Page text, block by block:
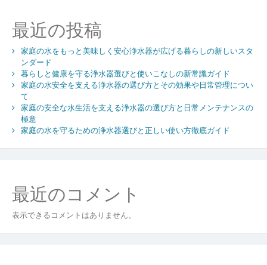
最近の投稿
家庭の水をもっと美味しく安心浄水器が広げる暮らしの新しいスタ
ンダード
暮らしと健康を守る浄水器選びと使いこなしの新常識ガイド
家庭の水安全を支える浄水器の選び方とその効果や日常管理につい
て
家庭の安全な水生活を支える浄水器の選び方と日常メンテナンスの
極意
家庭の水を守るための浄水器選びと正しい使い方徹底ガイド
最近のコメント
表示できるコメントはありません。